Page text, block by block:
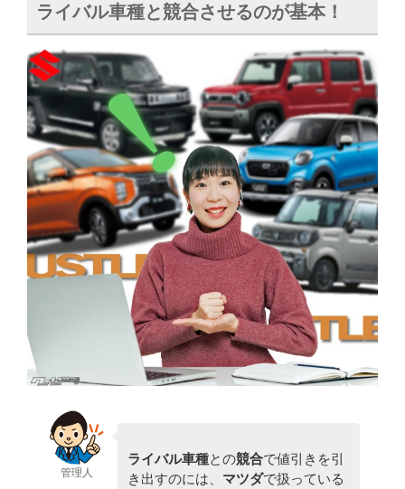
ライバル車種と競合させるのが基本！
管理人
ライバル車種との競合で値引きを引
き出すのには、 マツダで扱っている